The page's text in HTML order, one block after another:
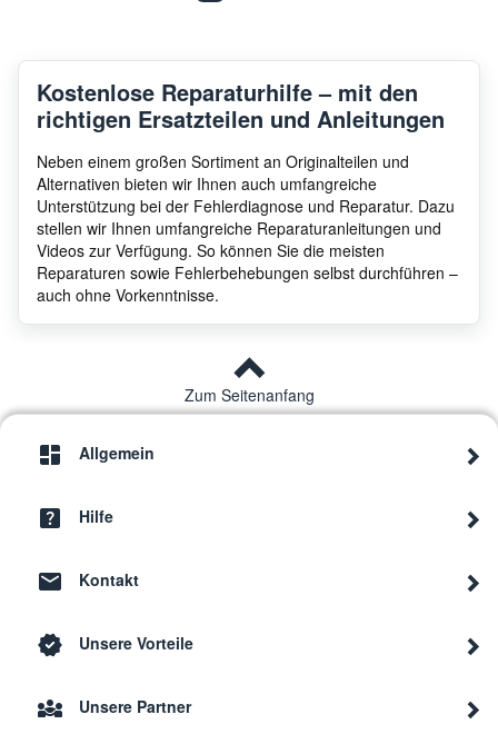
Kostenlose Reparaturhilfe – mit den
richtigen Ersatzteilen und Anleitungen
Neben einem großen Sortiment an Originalteilen und
Alternativen bieten wir Ihnen auch umfangreiche
Unterstützung bei der Fehlerdiagnose und Reparatur. Dazu
stellen wir Ihnen umfangreiche Reparaturanleitungen und
Videos zur Verfügung. So können Sie die meisten
Reparaturen sowie Fehlerbehebungen selbst durchführen –
auch ohne Vorkenntnisse.
Zum Seitenanfang
Allgemein
Hilfe
Kontakt
Unsere Vorteile
Unsere Partner